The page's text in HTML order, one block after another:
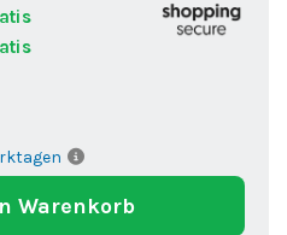
Warenkorb